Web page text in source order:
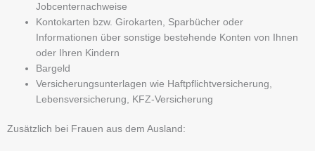
Jobcenternachweise
Kontokarten bzw. Girokarten, Sparbücher oder
Informationen über sonstige bestehende Konten von Ihnen
oder Ihren Kindern
Bargeld
Versicherungsunterlagen wie Haftpflichtversicherung,
Lebensversicherung, KFZ-Versicherung
Zusätzlich bei Frauen aus dem Ausland: